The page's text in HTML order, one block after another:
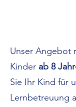
Unser Angebot
Kinder ab 8
Sie Ihr Kind für
Lernbetreuung